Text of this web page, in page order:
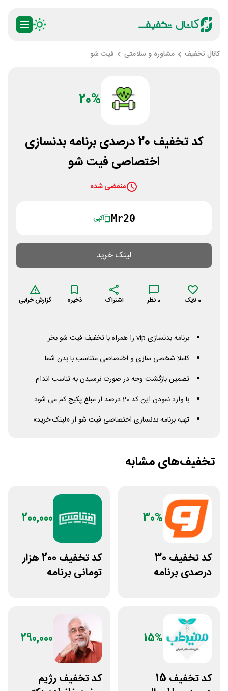
کانال تخفیف مشاوره و سلامتی فیت شو
20%
کد تخفیف 20 درصدی برنامه بدنسازی
اختصاصی فیت شو
منقضی شده
Mr20 کپی
لینک خرید
0 لایک 0 نظر اشتراک ذخیره گزارش خرابی
برنامه بدنسازی vip را همراه با تخفیف فیت شو بخر
کاملا شخصی سازی و اختصاصی متناسب با بدن شما
تضمین بازگشت وجه در صورت نرسیدن به تناسب اندام
با وارد نمودن این کد 20 درصد از مبلغ پکیج کم می شود
تهیه برنامه بدنسازی اختصاصی فیت شو از «لینک خرید»
تخفیف‌های مشابه
30%
کد تخفیف 30
درصدی برنامه
200,000
کد تخفیف 200 هزار
تومانی برنامه
15%
کد تخفیف 15
290,000
کد تخفیف رژیم